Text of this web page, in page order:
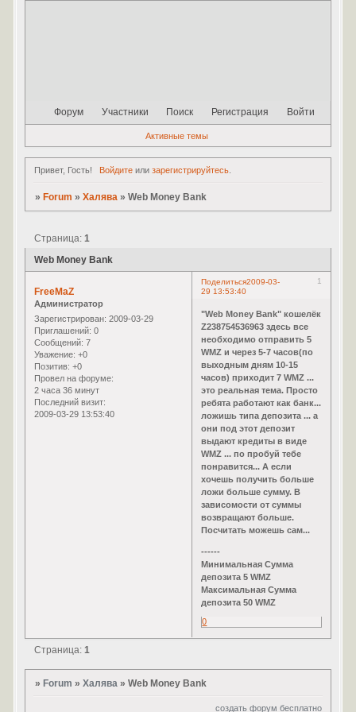
Форум Участники Поиск Регистрация Войти
Активные темы
Привет, Гость! Войдитеили зарегистрируйтесь.
» Forum »Халява »Web Money Bank
Web Money Bank
Страница:1
Поделиться 1
2009-03-
29 13:53:40
FreeMaZ
Администратор
Зарегистрирован: 2009-03-29
Приглашений: 0
Сообщений: 7
Уважение: +0
Позитив: +0
Провел на форуме:
2 часа 36 минут
Последний визит:
2009-03-29 13:53:40
"Web Money Bank" кошелёк
Z238754536963 здесь все
необходимо отправить 5
WMZ и через 5-7 часов(по
выходным дням 10-15
часов) приходит 7 WMZ ...
это реальная тема. Просто
ребята работают как банк...
ложишь типа депозита ... а
они под этот депозит
выдают кредиты в виде
WMZ ... по пробуй тебе
понравится... А если
хочешь получить больше
ложи больше сумму. В
зависомости от суммы
возвращают больше.
Посчитать можешь сам...
------
Минимальная Cумма
депозита 5 WMZ
Максимальная Сумма
депозита 50 WMZ
0
Страница:1
»Forum »Халява »Web Money Bank
создать форум бесплатно